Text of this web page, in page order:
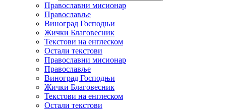
Православни мисионар
Православље
Виноград Господњи
Жички Благовесник
Текстови на енглеском
Остали текстови
Православни мисионар
Православље
Виноград Господњи
Жички Благовесник
Текстови на енглеском
Остали текстови